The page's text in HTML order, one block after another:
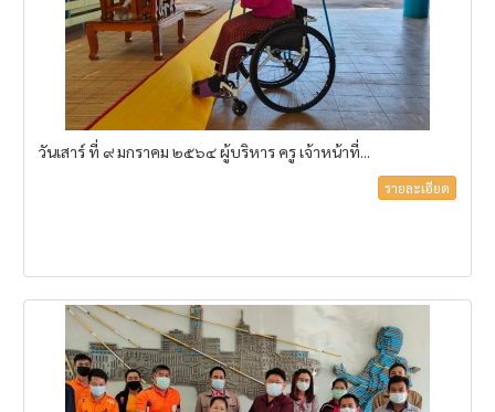
วันเสาร์ ที่ ๙ มกราคม ๒๕๖๔ ผู้บริหาร ครู เจ้าหน้าที่...
รายละเอียด